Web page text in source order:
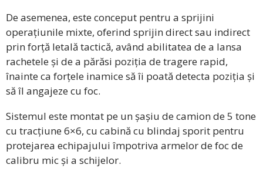
De asemenea, este conceput pentru a sprijini
operațiunile mixte, oferind sprijin direct sau indirect
prin forță letală tactică, având abilitatea de a lansa
rachetele și de a părăsi poziția de tragere rapid,
înainte ca forțele inamice să îi poată detecta poziția și
să îl angajeze cu foc.
Sistemul este montat pe un șașiu de camion de 5 tone
cu tracțiune 6×6, cu cabină cu blindaj sporit pentru
protejarea echipajului împotriva armelor de foc de
calibru mic și a schijelor.